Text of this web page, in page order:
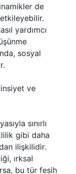
de
etkileyebilir.
yardımcı
sosyal
ve
sınırlı
gibi daha
ilişkilidir.
ırksal
bu tür fesih